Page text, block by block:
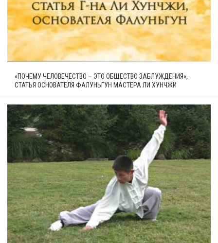
«ПОЧЕМУ ЧЕЛОВЕЧЕСТВО – ЭТО ОБЩЕСТВО ЗАБЛУЖДЕНИЯ»,
СТАТЬЯ ОСНОВАТЕЛЯ ФАЛУНЬГУН МАСТЕРА ЛИ ХУНЧЖИ